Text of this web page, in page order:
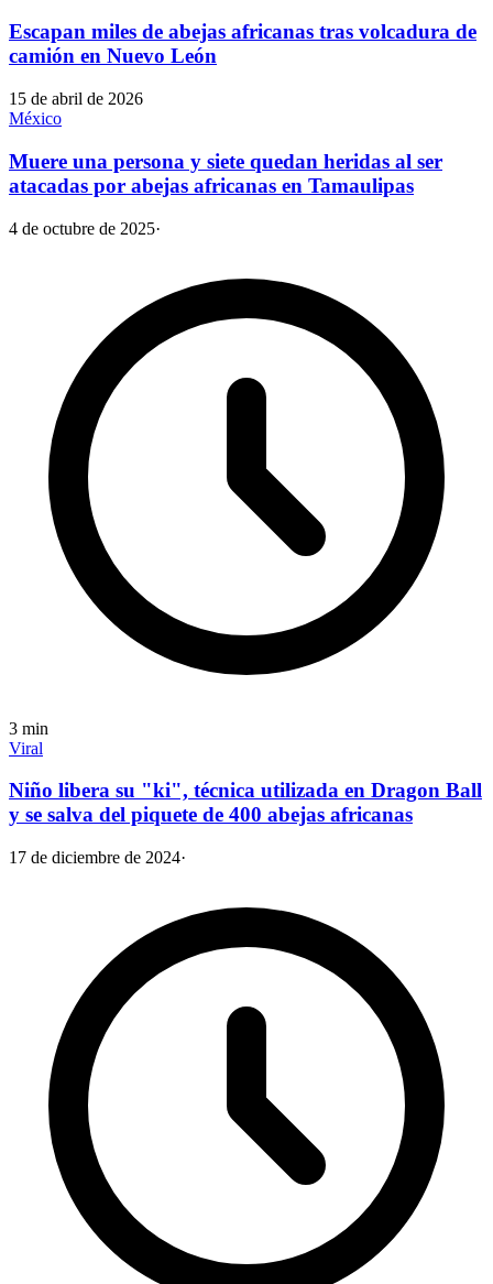
Escapan miles de abejas africanas tras volcadura de
camión en Nuevo León
15 de abril de 2026
México
Muere una persona y siete quedan heridas al ser
atacadas por abejas africanas en Tamaulipas
4 de octubre de 2025·
3 min
Viral
Niño libera su "ki", técnica utilizada en Dragon Ball
y se salva del piquete de 400 abejas africanas
17 de diciembre de 2024·